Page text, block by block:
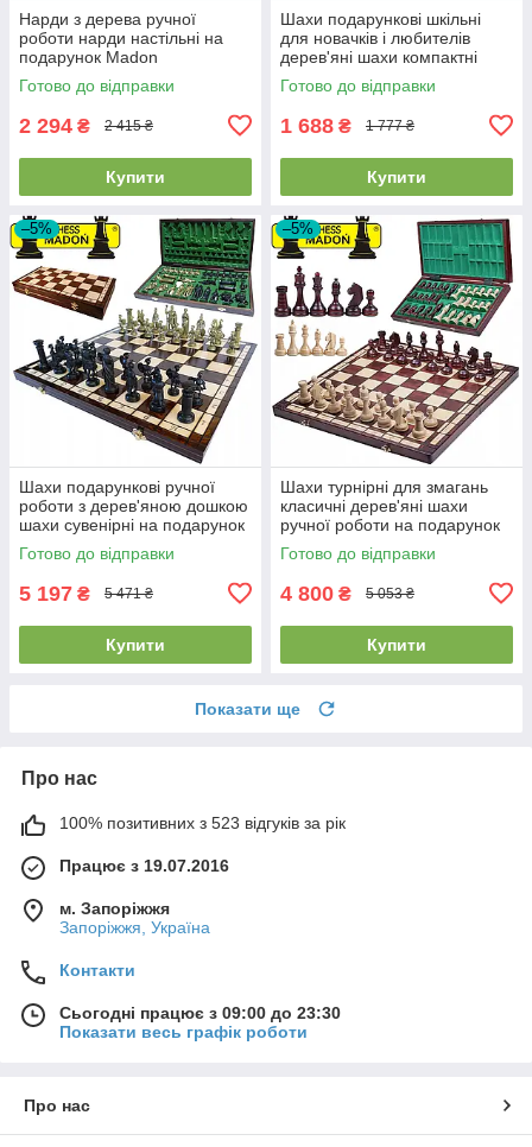
Нарди з дерева ручної
роботи нарди настільні на
подарунок Madon
Backgammon Male розмір 28
х 33 см вага 700 г
Готово до відправки
2 294 ₴ 2 415 ₴
Купити
Шахи подарункові шкільні
для новачків і любителів
дерев'яні шахи компактні
MADON SZKOLNE (27x27см)
Готово до відправки
1 688 ₴ 1 777 ₴
Купити
–5%
Шахи подарункові ручної
роботи з дерев'яною дошкою
шахи сувенірні на подарунок
MADON SPARTA (48x48см)
Готово до відправки
5 197 ₴ 5 471 ₴
Купити
–5%
Шахи турнірні для змагань
класичні дерев'яні шахи
ручної роботи на подарунок
MADON №8 (54x54см)
Готово до відправки
4 800 ₴ 5 053 ₴
Купити
Показати ще
Про нас
100% позитивних з 523 відгуків за рік
Працює з 19.07.2016
м. Запоріжжя
Запоріжжя, Україна
Контакти
Сьогодні працює з 09:00 до 23:30
Показати весь графік роботи
Про нас